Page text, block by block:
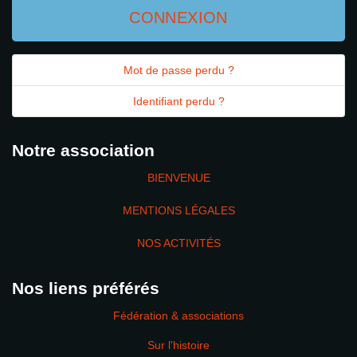
CONNEXION
Mot de passe perdu ?
Identifiant perdu ?
Notre association
BIENVENUE
MENTIONS LÉGALES
NOS ACTIVITÉS
Nos liens préférés
Fédération & associations
Sur l'histoire